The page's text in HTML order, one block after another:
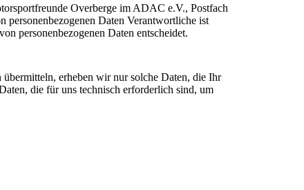
Overberge im ADAC e.V., Postfach
Daten Verantwortliche ist
personenbezogenen Daten entscheidet.
erheben wir nur solche Daten, die Ihr
die für uns technisch erforderlich sind, um